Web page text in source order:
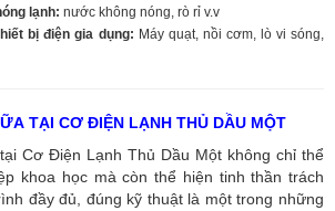
lạnh: nước không nóng, rò rỉ v.v
bị điện gia dụng: Máy quạt, nồi cơm, lò vi sóng,
TẠI CƠ ĐIỆN LẠNH THỦ DẦU MỘT
tại Cơ Điện Lạnh Thủ Dầu Một không chỉ thể
khoa học mà còn thể hiện tinh thần trách
đầy đủ, đúng kỹ thuật là một trong những